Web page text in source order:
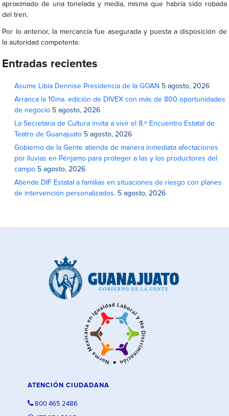
aproximado de una tonelada y media, misma que habría sido robada
del tren.
Por lo anterior, la mercancía fue asegurada y puesta a disposición de
la autoridad competente.
Entradas recientes
Asume Libia Dennise Presidencia de la GOAN 5 agosto, 2026
Arranca la 10ma. edición de DIVEX con más de 800 oportunidades
de negocio 5 agosto, 2026
La Secretaría de Cultura invita a vivir el 8.º Encuentro Estatal de
Teatro de Guanajuato 5 agosto, 2026
Gobierno de la Gente atiende de manera inmediata afectaciones
por lluvias en Pénjamo para proteger a las y los productores del
campo 5 agosto, 2026
Atiende DIF Estatal a familias en situaciones de riesgo con planes
de intervención personalizados. 5 agosto, 2026
ATENCIÓN CIUDADANA
800 465 2486